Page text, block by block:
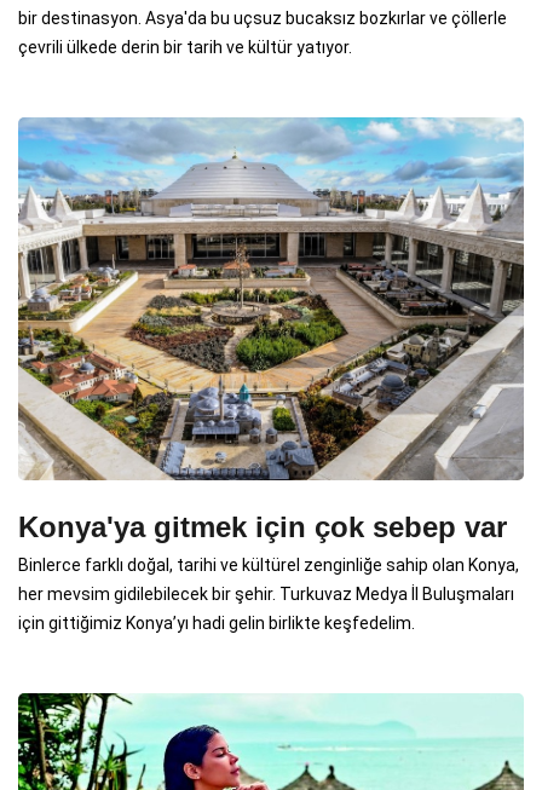
bir destinasyon. Asya'da bu uçsuz bucaksız bozkırlar ve çöllerle
çevrili ülkede derin bir tarih ve kültür yatıyor.
Konya'ya gitmek için çok sebep var
Binlerce farklı doğal, tarihi ve kültürel zenginliğe sahip olan Konya,
her mevsim gidilebilecek bir şehir. Turkuvaz Medya İl Buluşmaları
için gittiğimiz Konya’yı hadi gelin birlikte keşfedelim.